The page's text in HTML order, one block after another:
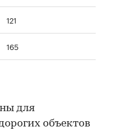
121
165
для
объектов